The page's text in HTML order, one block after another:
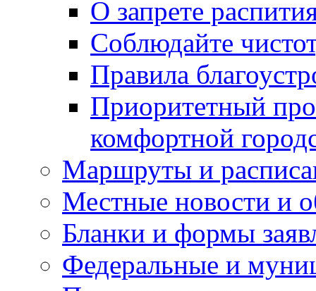
О запрете
Соблюдайте
Правила
Приоритетный
комфортной
Маршруты и
Местные новости и
Бланки и формы
Федеральные и